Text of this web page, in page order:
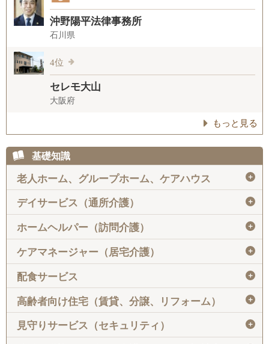
沖野陽平法律事務所
石川県
4位
セレモ大山
大阪府
もっと見る
基礎知識
老人ホーム、グループホーム、ケアハウス ＋
デイサービス（通所介護） ＋
ホームヘルパー（訪問介護） ＋
ケアマネージャー（居宅介護） ＋
配食サービス ＋
高齢者向け住宅（賃貸、分譲、リフォーム） ＋
見守りサービス（セキュリティ） ＋